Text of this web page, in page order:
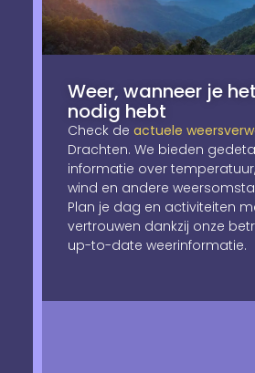
Weer, wanneer je het
nodig hebt
Check deactuele
Drachten. We bieden
informatie over
wind en andere
Plan je dag en activiteiten
vertrouwen dankzij onze
up-to-date weerinformatie.